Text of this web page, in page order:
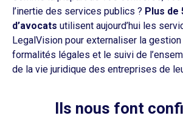
l’inertie des services publics ? Plus de
d’avocats utilisent aujourd’hui les
LegalVision pour externaliser la
formalités légales et le suivi de
de la vie juridique des entreprises de
Ils nous font